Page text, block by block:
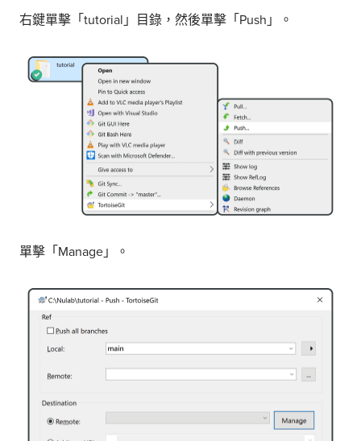
右鍵單擊「tutorial」目錄，然後單擊「Push」。
單擊「Manage」。